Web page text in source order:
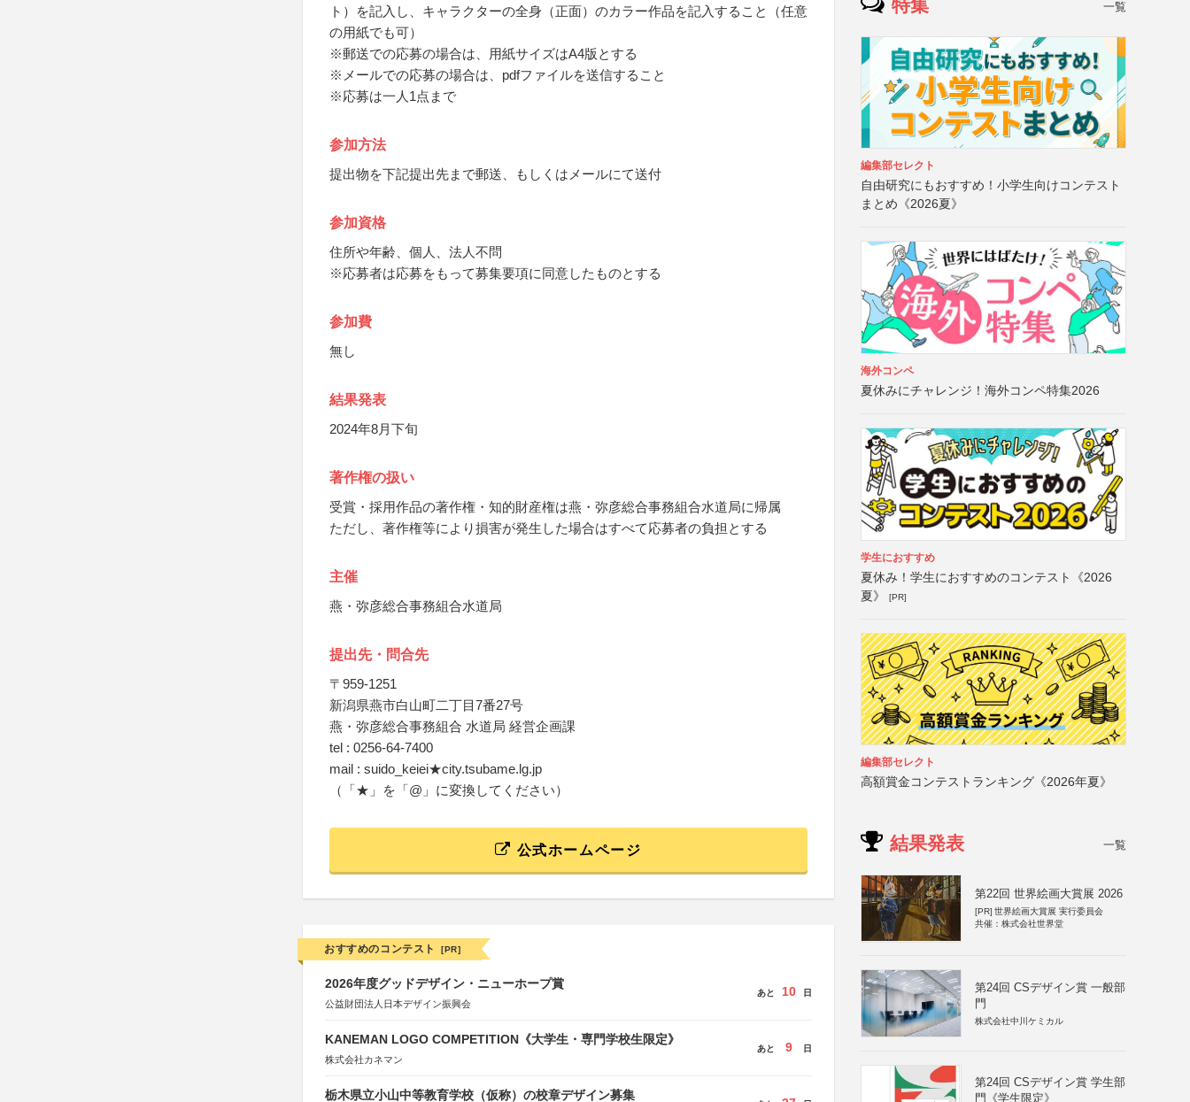
ト）を記入し、キャラクターの全身（正面）のカラー作品を記入すること（任意
の用紙でも可）
※郵送での応募の場合は、用紙サイズはA4版とする
※メールでの応募の場合は、pdfファイルを送信すること
※応募は一人1点まで
参加方法
提出物を下記提出先まで郵送、もしくはメールにて送付
参加資格
住所や年齢、個人、法人不問
※応募者は応募をもって募集要項に同意したものとする
参加費
無し
結果発表
2024年8月下旬
著作権の扱い
受賞・採用作品の著作権・知的財産権は燕・弥彦総合事務組合水道局に帰属
ただし、著作権等により損害が発生した場合はすべて応募者の負担とする
主催
燕・弥彦総合事務組合水道局
提出先・問合先
〒959-1251
新潟県燕市白山町二丁目7番27号
燕・弥彦総合事務組合 水道局 経営企画課
tel : 0256-64-7400
mail : suido_keiei★city.tsubame.lg.jp
（「★」を「@」に変換してください）
公式ホームページ
おすすめのコンテスト [PR]
2026年度グッドデザイン・ニューホープ賞
公益財団法人日本デザイン振興会
あと 10 日
KANEMAN LOGO COMPETITION《大学生・専門学校生限定》
株式会社カネマン
あと 9 日
栃木県立小山中等教育学校（仮称）の校章デザイン募集
特集 一覧
編集部セレクト
自由研究にもおすすめ！小学生向けコンテスト
まとめ《2026夏》
海外コンペ
夏休みにチャレンジ！海外コンペ特集2026
学生におすすめ
夏休み！学生におすすめのコンテスト《2026
夏》
[PR]
編集部セレクト
高額賞金コンテストランキング《2026年夏》
結果発表 一覧
第22回 世界絵画大賞展 2026
[PR] 世界絵画大賞展 実行委員会
共催：株式会社世界堂
第24回 CSデザイン賞 一般部
門
株式会社中川ケミカル
第24回 CSデザイン賞 学生部
門《学生限定》